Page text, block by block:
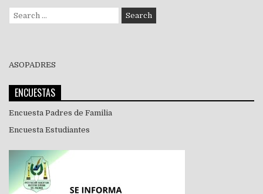
Search
for:
ASOPADRES
ENCUESTAS
Encuesta Padres de Familia
Encuesta Estudiantes